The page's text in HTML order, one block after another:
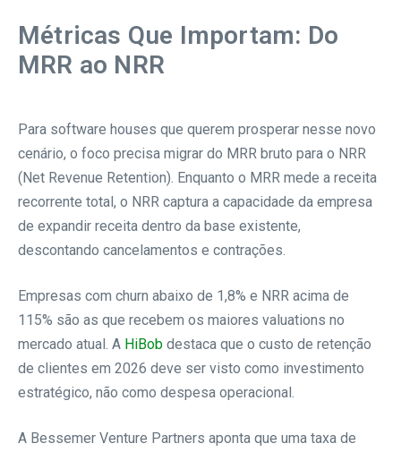
Métricas Que Importam: Do
MRR ao NRR
Para software houses que querem prosperar nesse novo
cenário, o foco precisa migrar do MRR bruto para o NRR
(Net Revenue Retention). Enquanto o MRR mede a receita
recorrente total, o NRR captura a capacidade da empresa
de expandir receita dentro da base existente,
descontando cancelamentos e contrações.
Empresas com churn abaixo de 1,8% e NRR acima de
115% são as que recebem os maiores valuations no
mercado atual. A HiBob destaca que o custo de retenção
de clientes em 2026 deve ser visto como investimento
estratégico, não como despesa operacional.
A Bessemer Venture Partners aponta que uma taxa de